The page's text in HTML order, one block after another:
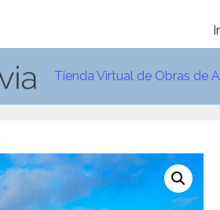
Tienda Virtual de Obras de